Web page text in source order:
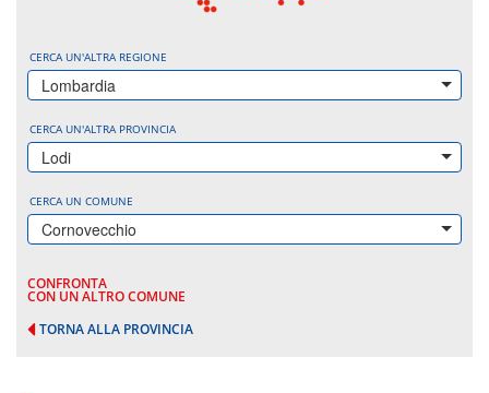
CERCA UN'ALTRA REGIONE
Lombardia
CERCA UN'ALTRA PROVINCIA
Lodi
CERCA UN COMUNE
Cornovecchio
CONFRONTA
CON UN ALTRO COMUNE
TORNA ALLA PROVINCIA